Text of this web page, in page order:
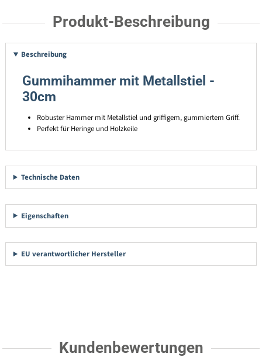
Produkt-Beschreibung
Beschreibung
Gummihammer mit Metallstiel -
30cm
Robuster Hammer mit Metallstiel und griffigem, gummiertem Griff.
Perfekt für Heringe und Holzkeile
Technische Daten
Eigenschaften
EU verantwortlicher Hersteller
Kundenbewertungen